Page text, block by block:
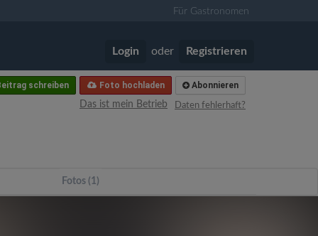
Für Gastronomen
Login oder Registrieren
Abonnieren
Foto hochladen
schreiben
Daten fehlerhaft?
Das ist mein Betrieb
Fotos (1)